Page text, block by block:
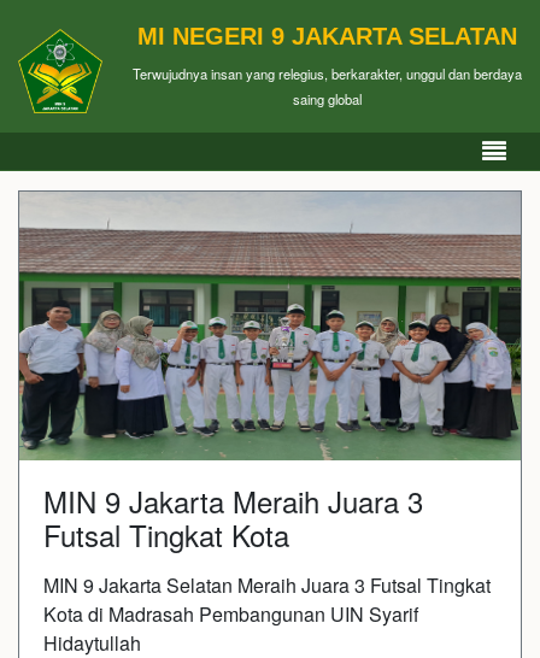
MI NEGERI 9 JAKARTA SELATAN
Terwujudnya insan yang relegius, berkarakter, unggul dan berdaya
saing global
MIN 9 Jakarta Meraih Juara 3
Futsal Tingkat Kota
MIN 9 Jakarta Selatan Meraih Juara 3 Futsal Tingkat
Kota di Madrasah Pembangunan UIN Syarif
Hidaytullah